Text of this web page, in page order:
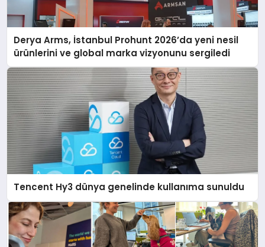
Derya Arms, İstanbul Prohunt 2026’da yeni nesil
ürünlerini ve global marka vizyonunu sergiledi
Tencent Hy3 dünya genelinde kullanıma sunuldu